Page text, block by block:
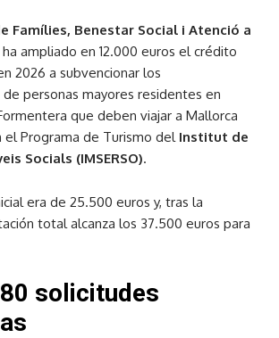
Famílies, Benestar Social i Atenció a
ha ampliado en 12.000 euros el crédito
2026 a subvencionar los
personas mayores residentes en
que deben viajar a Mallorca
el Programa de Turismo del Institut de
Socials (IMSERSO).
era de 25.500 euros y, tras la
total alcanza los 37.500 euros para
solicitudes